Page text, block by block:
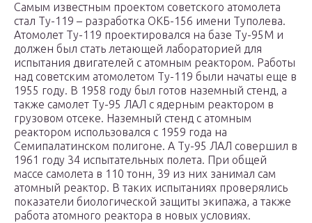
Самым известным проектом советского атомолета
стал Ту-119 – разработка ОКБ-156 имени Туполева.
Атомолет Ту-119 проектировался на базе Ту-95М и
должен был стать летающей лабораторией для
испытания двигателей с атомным реактором. Работы
над советским атомолетом Ту-119 были начаты еще в
1955 году. В 1958 году был готов наземный стенд, а
также самолет Ту-95 ЛАЛ с ядерным реактором в
грузовом отсеке. Наземный стенд с атомным
реактором использовался с 1959 года на
Семипалатинском полигоне. А Ту-95 ЛАЛ совершил в
1961 году 34 испытательных полета. При общей
массе самолета в 110 тонн, 39 из них занимал сам
атомный реактор. В таких испытаниях проверялись
показатели биологической защиты экипажа, а также
работа атомного реактора в новых условиях.